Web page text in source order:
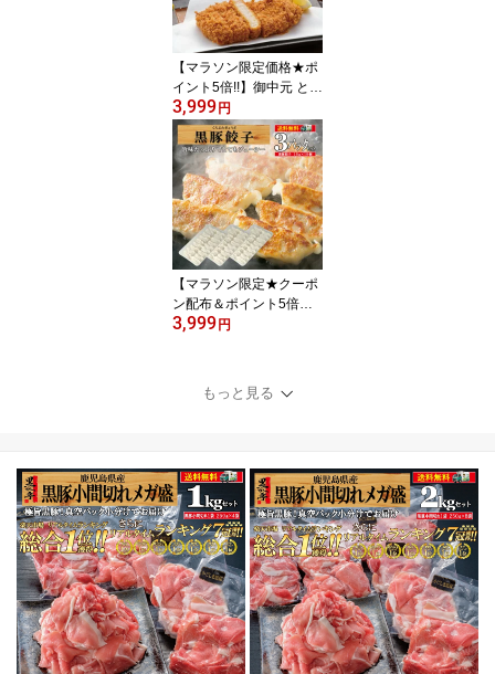
り寄せ【月間優良ショッ
プ受賞】【楽天1位】
【マラソン限定価格★ポ
イント5倍!!】御中元 とん
かつ 冷凍 トンカツ 黒豚
鹿児島 かつ丼 ギフト レ
ンジ 簡単 仕送り 豚肉 ロ
ース おかず お弁当 惣菜/
黒豚匠ロース5/黒かつ亭
お取り寄せ【月間優良シ
ョップ受賞】【楽天1
位】
3,999円
【マラソン限定★クーポ
ン配布＆ポイント5倍】
餃子 送料無料 黒豚 生 冷
餃子 ぎょうざ ギョウザ
鍋 業務用 /黒豚餃子3/黒
3,999円
もっと見る